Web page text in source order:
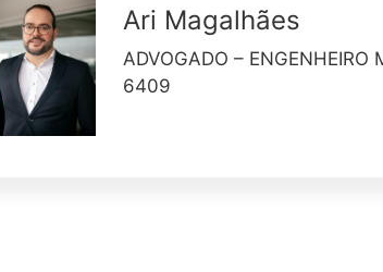
Ari Magalhães
ADVOGADO –
6409